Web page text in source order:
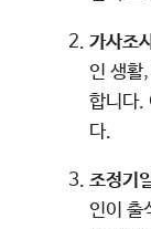
가사조
인 생활
합니다.
다.
조정기
인이 출